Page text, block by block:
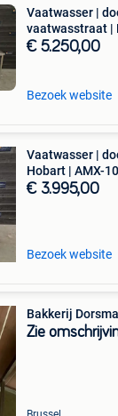
Vaatwasser |
vaatwasstraat |
€ 5.250,00
Bezoek website
Vaatwasser |
Hobart | AMX-
€ 3.995,00
Bezoek website
Bakkerij
Zie